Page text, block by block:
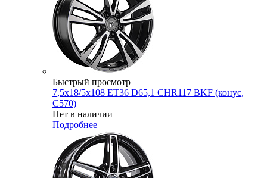
Быстрый просмотр
7,5x18/5x108 ET36 D65,1 CHR117 BKF (конус,
C570)
Нет в наличии
Подробнее